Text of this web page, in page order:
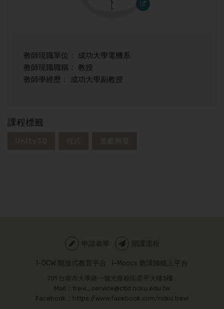
教師現職單位： 成功大學電機系
教師現職職稱： 教授
教師學經歷： 成功大學副教授
課程標籤
遊戲開發
申請表單 開課流程
I-OCW 開放式教育平台 I-Moocs 磨課師線上平台
701 台南市大學路一號光復校區雲平大樓3樓
Mail：trevi_service@ctld.ncku.edu.tw
Facebook：https://www.facebook.com/ncku.trevi